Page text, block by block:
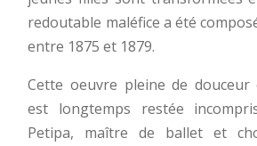
redoutable maléfice a été
entre 1875 et 1879.
Cette oeuvre pleine de douceur
est longtemps restée
Petipa, maître de ballet et